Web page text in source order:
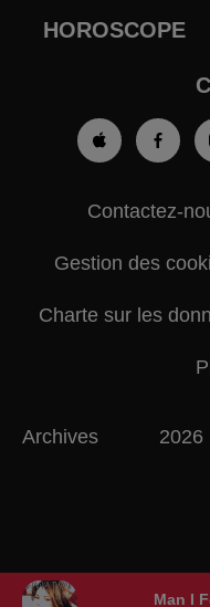
Man I
HOROSCOPE
Contactez-
Gestion des
Charte sur les
Archives 2026